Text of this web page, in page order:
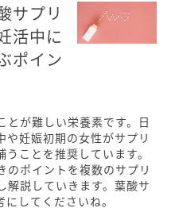
サプリ
活中に
ポイン
とが難しい栄養素です。日
妊娠初期の女性がサプリ
ことを推奨しています。
のポイントを複数のサプリ
解説していきます。葉酸サ
してくださいね。